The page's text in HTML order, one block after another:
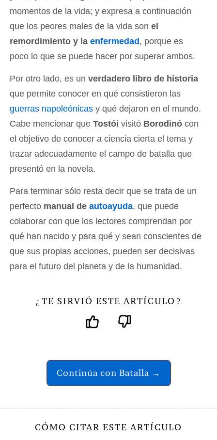
momentos de la vida; y expresa a continuación
que los peores males de la vida son el
remordimiento y la enfermedad, porque es
poco lo que se puede hacer por superar ambos.
Por otro lado, es un verdadero libro de historia
que permite conocer en qué consistieron las
guerras napoleónicas y qué dejaron en el mundo.
Cabe mencionar que Tostói visitó Borodinó con
el objetivo de conocer a ciencia cierta el tema y
trazar adecuadamente el campo de batalla que
presentó en la novela.
Para terminar sólo resta decir que se trata de un
perfecto manual de autoayuda, que puede
colaborar con que los lectores comprendan por
qué han nacido y para qué y sean conscientes de
que sus propias acciones, pueden ser decisivas
para el futuro del planeta y de la humanidad.
¿ TE SIRVIÓ ESTE ARTÍCULO ?
Continúa con Batalla →
CÓMO CITAR ESTE ARTÍCULO